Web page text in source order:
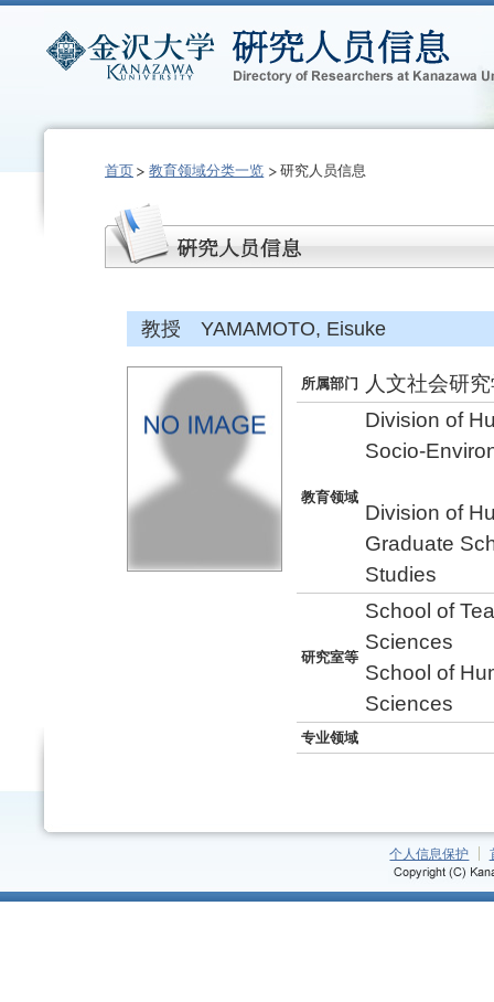
首页 教育领域分类一览 研究人员信息
教授 YAMAMOTO, Eisuke
所属部门 人文社会研
教育领域
Division of
Socio-
Division of
Graduate
Studies
研究室等
School of
Sciences
School of
Sciences
专业领域
个人信息保护